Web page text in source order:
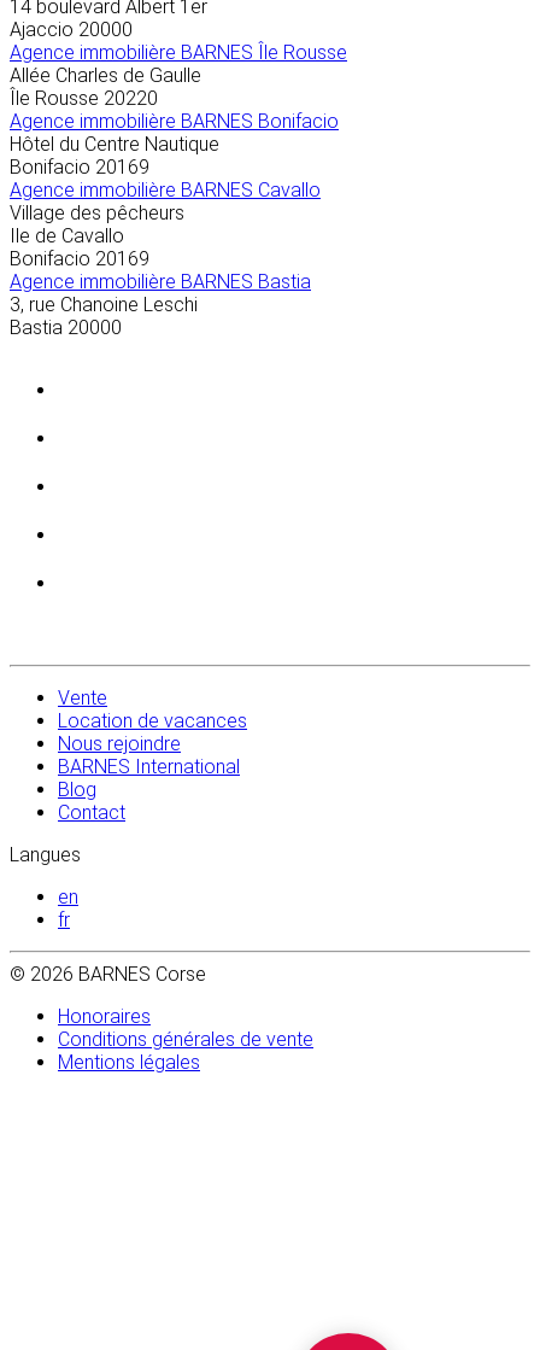
14 boulevard Albert 1er
Ajaccio 20000
Agence immobilière BARNES Île Rousse
Allée Charles de Gaulle
Île Rousse 20220
Agence immobilière BARNES Bonifacio
Hôtel du Centre Nautique
Bonifacio 20169
Agence immobilière BARNES Cavallo
Village des pêcheurs
Ile de Cavallo
Bonifacio 20169
Agence immobilière BARNES Bastia
3, rue Chanoine Leschi
Bastia 20000
Vente
Location de vacances
Nous rejoindre
BARNES International
Blog
Contact
Langues
en
fr
© 2026 BARNES Corse
Honoraires
Conditions générales de vente
Mentions légales